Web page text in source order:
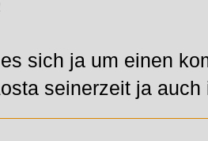
sich ja um einen
seinerzeit ja